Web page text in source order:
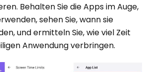
Behalten Sie die Apps im Auge,
sehen Sie, wann sie
und ermitteln Sie, wie viel Zeit
Anwendung verbringen.